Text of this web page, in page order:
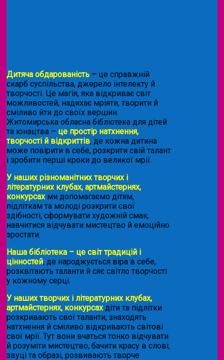
Дитяча обдарованість – це справжній
скарб суспільства, джерело інтелекту й
творчості. Це магія, яка відкриває світ
можливостей, надихає мріяти, творити й
сміливо йти до своїх вершин.
Житомирська обласна бібліотека для дітей
та юнацтва – це простір натхнення,
творчості й відкриттів, де кожна дитина
може повірити в себе, розкрити свій талант
і зробити перші кроки до великої мрії.
У наших різноманітних творчих і
літературних клубах, артмайстернях,
конкурсахми допомагаємо дітям,
підліткам та молоді розкрити свої
здібності, сформувати художній смак,
навчитися відчувати мистецтво й емоційно
зростати.
Наша бібліотека – це світ традицій і
цінностей, де народжується віра в себе,
розквітають таланти й сяє світло творчості
у кожному серці.
У наших творчих і літературних клубах,
артмайстернях, конкурсахдіти та підлітки
розкривають свої таланти, знаходять
натхнення й сміливо відкривають світові
свої мрії. Тут вони вчаться тонко відчувати
й розуміти мистецтво, бачити красу в слові,
звуці та образі, розвивають творче